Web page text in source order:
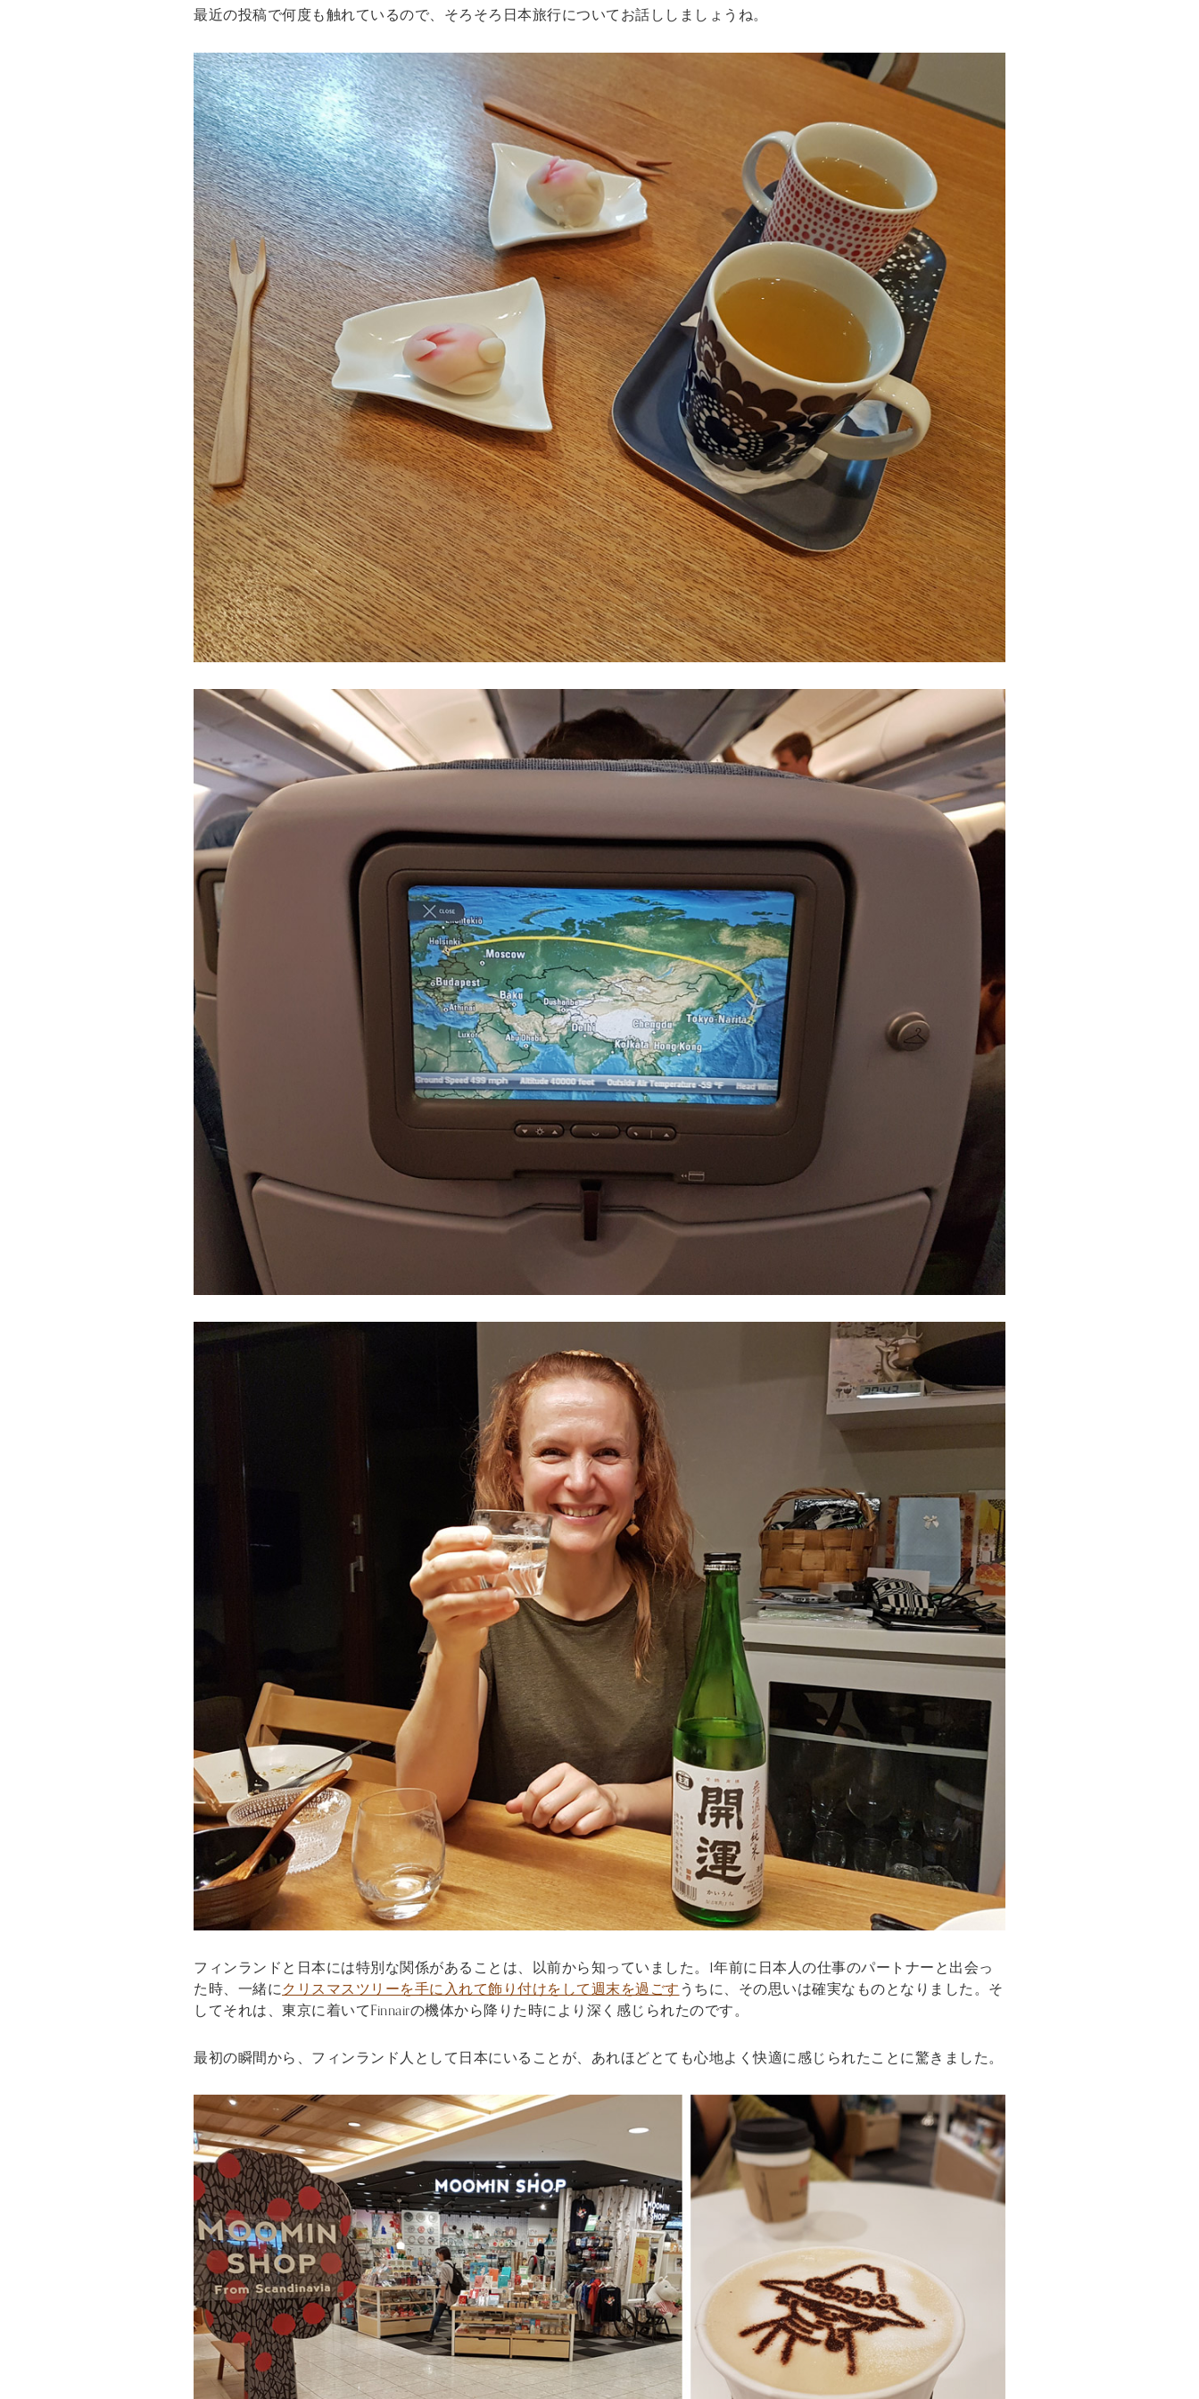
最近の投稿で何度も触れているので、そろそろ日本旅行についてお話ししましょうね。
フィンランドと日本には特別な関係があることは、以前から知っていました。1年前に日本人の仕事のパートナーと出会っ
た時、一緒にクリスマスツリーを手に入れて飾り付けをして週末を過ごすうちに、その思いは確実なものとなりました。そ
してそれは、東京に着いてFinnairの機体から降りた時により深く感じられたのです。
最初の瞬間から、フィンランド人として日本にいることが、あれほどとても心地よく快適に感じられたことに驚きました。